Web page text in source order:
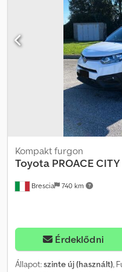
rakodótér térfogata:2,3 m³,
1 200 mm,
Felszereltség:
ABS,
ködlámpák,
ÁLLAPOTBAN,
Euro 6D Automata
lejátszóval és
a fülkében Dodpfxjykbx Ie
fékrendszer Sávelhagyásra
és oldalfal burkolat
Brescia 740 km
Kompakt furgon
Toyota PROACE
Érdeklődni
Állapot:szinte új (használt),